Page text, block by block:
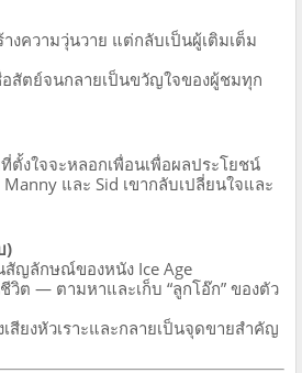
งความวุ่นวาย แต่กลับเป็นผู้เติมเต็ม
สัตย์จนกลายเป็นขวัญใจของผู้ชมทุก
ตั้งใจจะหลอกเพื่อนเพื่อผลประโยชน์
และ Sid เขากลับเปลี่ยนใจและ
)
สัญลักษณ์ของหนัง Ice Age
วิต — ตามหาและเก็บ “ลูกโอ๊ก” ของตัว
สียงหัวเราะและกลายเป็นจุดขายสำคัญ